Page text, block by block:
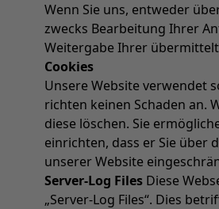
Wenn Sie uns, entweder
zwecks Bearbeitung Ihrer
Weitergabe Ihrer
Cookies
Unsere Website verwendet
richten keinen Schaden an.
diese löschen. Sie
einrichten, dass er Sie über
unserer Website
Server-Log Files Diese
„Server-Log Files“. Dies